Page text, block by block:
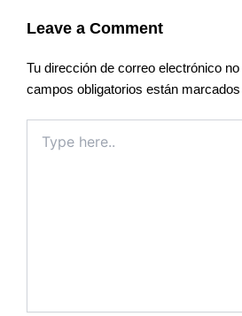
Leave a Comment
Tu dirección de correo electrónico
campos obligatorios están
here..